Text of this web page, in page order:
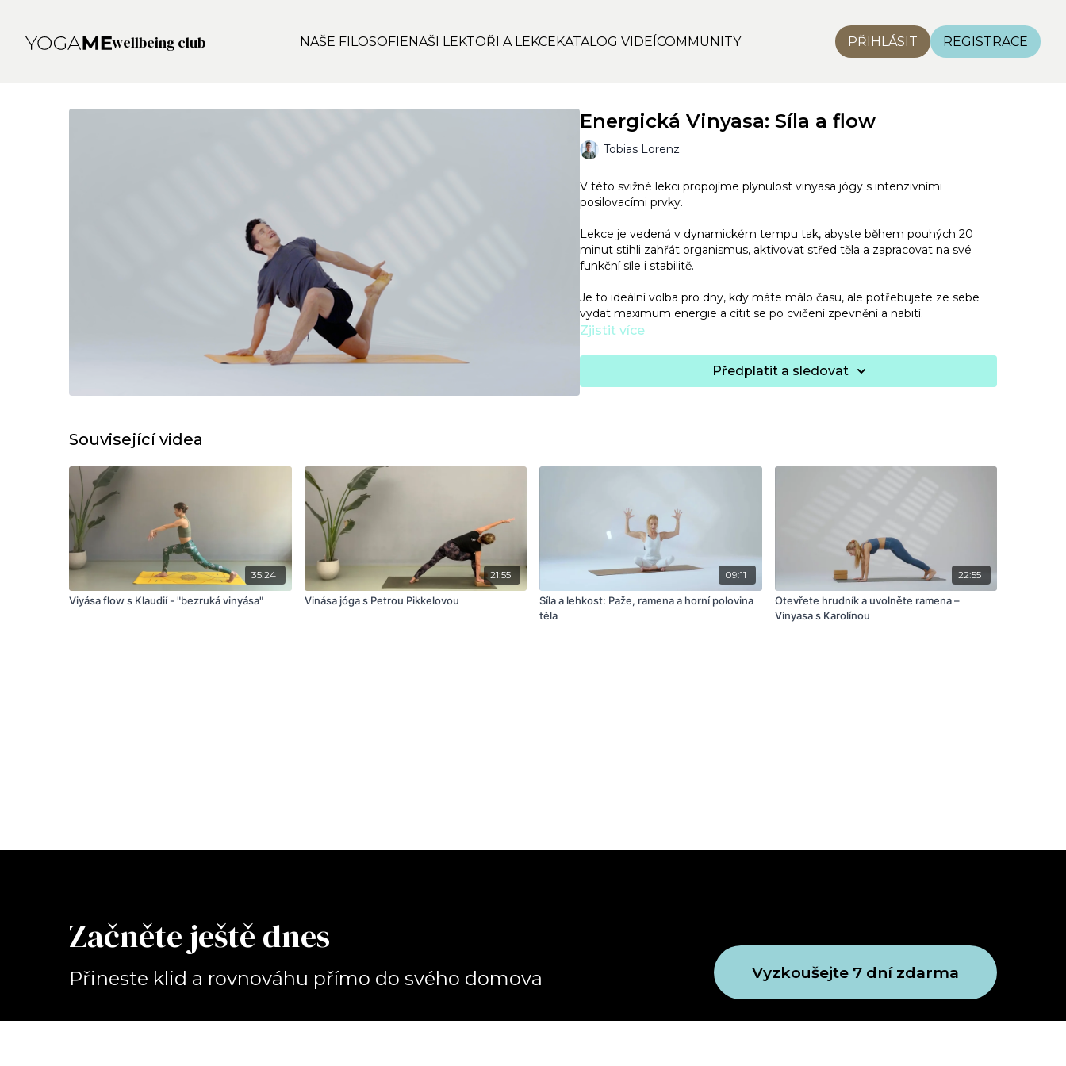
wellbeing club NAŠE FILOSOFIENAŠI LEKTOŘI A LEKCEKATALOG VIDEÍCOMMUNITY PŘIHLÁSIT REGISTRACE
Energická Vinyasa: Síla a flow
Tobias Lorenz
V této svižné lekci propojíme plynulost vinyasa jógy s intenzivními
posilovacími prvky.
Lekce je vedená v dynamickém tempu tak, abyste během pouhých 20
minut stihli zahřát organismus, aktivovat střed těla a zapracovat na své
funkční síle i stabilitě.
Je to ideální volba pro dny, kdy máte málo času, ale potřebujete ze sebe
vydat maximum energie a cítit se po cvičení zpevnění a nabití.
Zjistit více
Předplatit a sledovat
Související videa
35:24
Viyása flow s Klaudií - "bezruká vinyása"
21:55
Vinása jóga s Petrou Pikkelovou
09:11
Síla a lehkost: Paže, ramena a horní polovina
těla
22:55
Otevřete hrudník a uvolněte ramena –
Vinyasa s Karolínou
Začněte ještě dnes
Přineste klid a rovnováhu přímo do svého domova Vyzkoušejte 7 dní zdarma